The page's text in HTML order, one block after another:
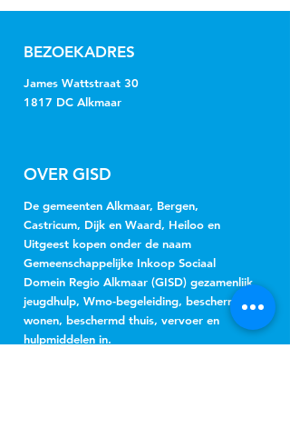
BEZOEKADRES
James Wattstraat 30
1817 DC Alkmaar
OVER GISD
De gemeenten Alkmaar, Bergen,
Castricum, Dijk en Waard, Heiloo en
Uitgeest kopen onder de naam
Gemeenschappelijke Inkoop Sociaal
Domein Regio Alkmaar (GISD) gezamenlijk
jeugdhulp, Wmo-begeleiding, beschermd
wonen, beschermd thuis, vervoer en
hulpmiddelen in.